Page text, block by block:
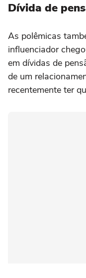
Dívida de
As polêmicas
influenciador
em dívidas de
de um
recentemente ter